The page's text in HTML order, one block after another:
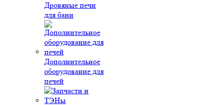
Дровяные печи
для бани
Дополнительное
оборудование для
печей